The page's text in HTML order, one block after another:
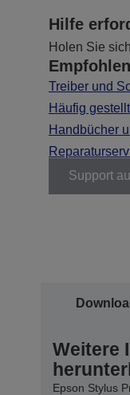
Hilfe
Holen Sie
Treiber und
Häufig
Handbücher
Support
Weitere
Epson Stylus